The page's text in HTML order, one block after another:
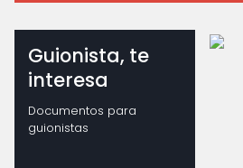
Guionista, te
interesa
Documentos para
guionistas